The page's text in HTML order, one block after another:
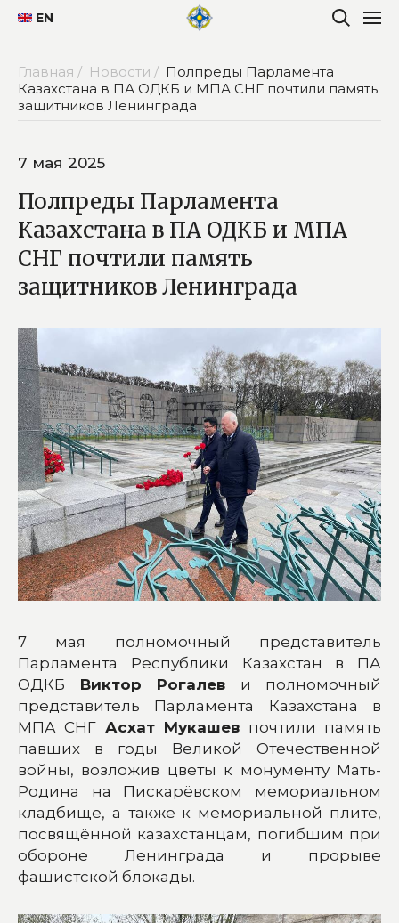
EN
Главная / Новости / Полпреды Парламента
Казахстана в ПА ОДКБ и МПА СНГ почтили память
защитников Ленинграда
7 мая 2025
Полпреды Парламента
Казахстана в ПА ОДКБ и МПА
СНГ почтили память
защитников Ленинграда
7 мая полномочный представитель
Парламента Республики Казахстан в ПА
ОДКБ Виктор Рогалев и полномочный
представитель Парламента Казахстана в
МПА СНГ Асхат Мукашев почтили память
павших в годы Великой Отечественной
войны, возложив цветы к монументу Мать-
Родина на Пискарёвском мемориальном
кладбище, а также к мемориальной плите,
посвящённой казахстанцам, погибшим при
обороне Ленинграда и прорыве
фашистской блокады.